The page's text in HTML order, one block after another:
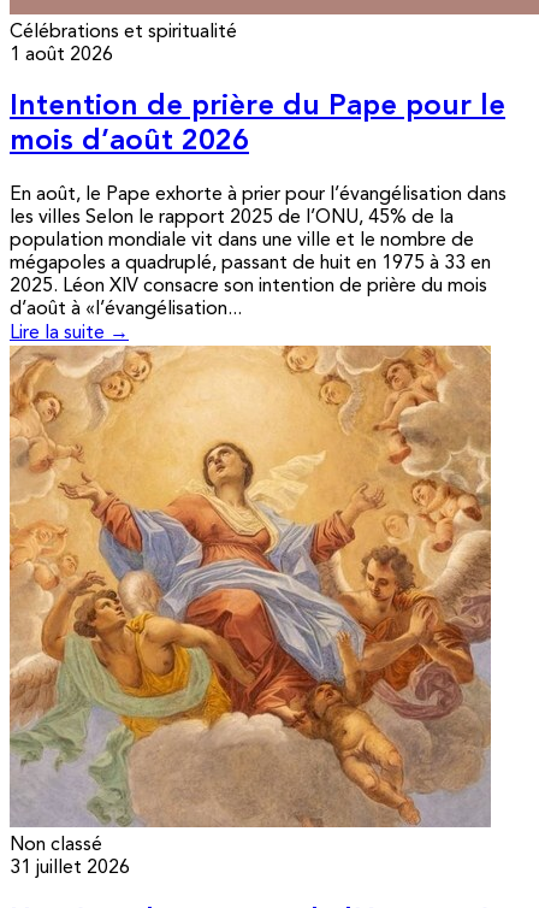
Célébrations et spiritualité
1 août 2026
Intention de prière du Pape pour le
mois d’août 2026
En août, le Pape exhorte à prier pour l’évangélisation dans
les villes Selon le rapport 2025 de l’ONU, 45% de la
population mondiale vit dans une ville et le nombre de
mégapoles a quadruplé, passant de huit en 1975 à 33 en
2025. Léon XIV consacre son intention de prière du mois
d’août à «l’évangélisation...
Lire la suite →
Non classé
31 juillet 2026